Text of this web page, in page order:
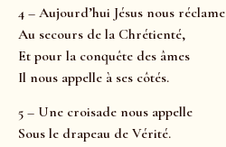
4 – Aujourd’hui Jésus nous réclame
Au secours de la Chrétienté,
Et pour la conquête des âmes
Il nous appelle à ses côtés.
5 – Une croisade nous appelle
Sous le drapeau de Vérité.